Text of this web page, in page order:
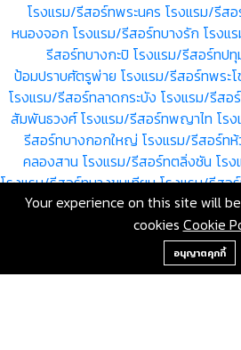
โรงแรม/รีสอร์ทพระนคร โรงแรม/รีส
หนองจอก โรงแรม/รีสอร์ทบางรัก โรงแ
รีสอร์ทบางกะปิ โรงแรม/รีสอร์ทปทุ
ป้อมปราบศัตรูพ่าย โรงแรม/รีสอร์ทพระ
โรงแรม/รีสอร์ทลาดกระบัง โรงแรม/รีสอ
สัมพันธวงศ์ โรงแรม/รีสอร์ทพญาไท โร
รีสอร์ทบางกอกใหญ่ โรงแรม/รีสอร์ท
คลองสาน โรงแรม/รีสอร์ทตลิ่งชัน โร
โรงแรม/รีสอร์ทบางขุนเทียนโรงแรม/รีสอ
หนองแขมโรงแรม/รีสอร์ทราษฎร์บูรณะ
โรงแรม/รีสอร์ทดินแดงโรงแรม/รีสอร์ท
โรงแรม/รีสอร์
โรงแรม/รีสอร์ทประเวศโ
+66-2-840-2224,
Your experience on this site will
cookies Cookie
อนุญาตคุกกี้